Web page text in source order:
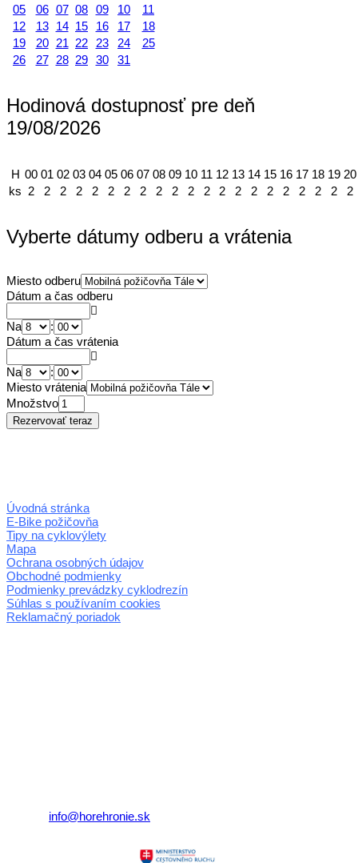
05
06 07 08 09 10
11
12
13 14 15 16 17
18
19
20 21 22 23 24
25
26
27 28 29 30 31
Hodinová dostupnosť pre deň
19/08/2026
H 00 01 02 03 04 05 06 07 08 09 10 11 12 13 14 15 16 17 18 19 20
ks 2 2 2 2 2 2 2 2 2 2 2 2 2 2 2 2 2 2 2 2 2
Vyberte dátumy odberu a vrátenia
Miesto odberu
Dátum a čas odberu
Na
:
Dátum a čas vrátenia
Na
:
Miesto vrátenia
Množstvo
Úvodná stránka
E-Bike požičovňa
Tipy na cyklovýlety
Mapa
Ochrana osobných údajov
Obchodné podmienky
Podmienky prevádzky cyklodrezín
Súhlas s používaním cookies
Reklamačný poriadok
info@horehronie.sk